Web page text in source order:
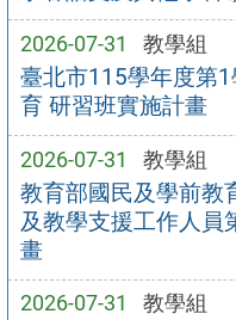
2026-07-31 教學組
臺北市115學年度第
育 研習班實施計畫
2026-07-31 教學組
教育部國民及學前教
及教學支援工作人員
畫
2026-07-31 教學組